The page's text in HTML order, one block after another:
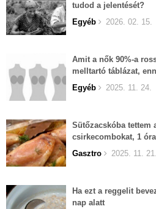
tudod a jelentését?
Egyéb
2026. 02. 15.
Amit a nők 90%-a
melltartó táblázat,
Egyéb
2025. 11. 24.
Sütőzacskóba tettem
csirkecombokat, 1
fenséges vacsora!
Gasztro 2025. 11. 21.
Ha ezt a reggelit
nap alatt